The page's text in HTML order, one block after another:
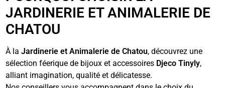
JARDINERIE ET ANIMALERIE DE
CHATOU
À laJardinerie et Animalerie de Chatou, découvrez une
sélection féerique de bijoux et accessoires Djeco Tinyly,
alliant imagination, qualité et délicatesse.